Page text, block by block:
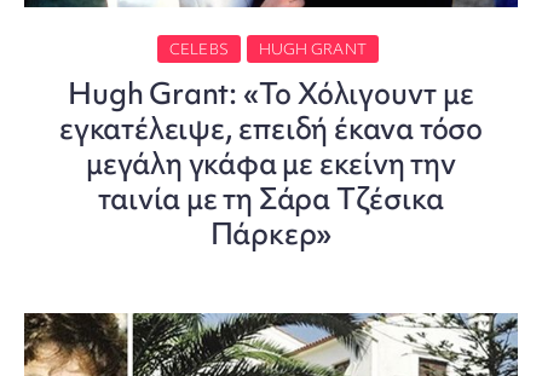
CELEBS HUGH GRANT
Hugh Grant: «Το Χόλιγουντ με
εγκατέλειψε, επειδή έκανα τόσο
μεγάλη γκάφα με εκείνη την
ταινία με τη Σάρα Τζέσικα
Πάρκερ»